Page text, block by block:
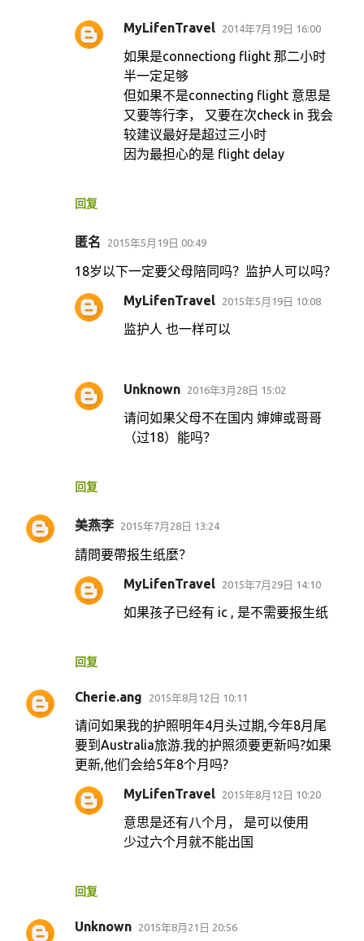
回复
MyLifenTravel 2014年7月19日 16:00
如果是connectiong flight 那二小时
半一定足够
但如果不是connecting flight 意思是
又要等行李， 又要在次check in 我会
较建议最好是超过三小时
因为最担心的是 flight delay
匿名 2015年5月19日 00:49
18岁以下一定要父母陪同吗？监护人可以吗？
回复
MyLifenTravel 2015年5月19日 10:08
监护人 也一样可以
Unknown 2016年3月28日 15:02
请问如果父母不在国内 婶婶或哥哥
（过18）能吗？
美燕李 2015年7月28日 13:24
請問要帶报生纸麼？
回复
MyLifenTravel 2015年7月29日 14:10
如果孩子已经有 ic , 是不需要报生纸
Cherie.ang 2015年8月12日 10:11
请问如果我的护照明年4月头过期,今年8月尾
要到Australia旅游.我的护照须要更新吗?如果
更新,他们会给5年8个月吗?
回复
MyLifenTravel 2015年8月12日 10:20
意思是还有八个月， 是可以使用
少过六个月就不能出国
Unknown 2015年8月21日 20:56